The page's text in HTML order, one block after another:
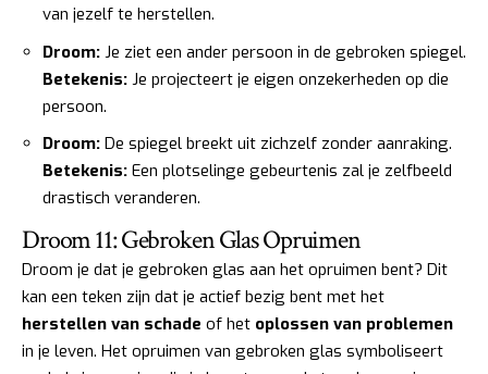
van jezelf te herstellen.
Droom: Je ziet een ander persoon in de gebroken spiegel.
Betekenis: Je projecteert je eigen onzekerheden op die
persoon.
Droom: De spiegel breekt uit zichzelf zonder aanraking.
Betekenis: Een plotselinge gebeurtenis zal je zelfbeeld
drastisch veranderen.
Droom 11: Gebroken Glas Opruimen
Droom je dat je gebroken glas aan het opruimen bent? Dit
kan een teken zijn dat je actief bezig bent met het
herstellen van schade of het oplossen van problemen
in je leven. Het opruimen van gebroken glas symboliseert